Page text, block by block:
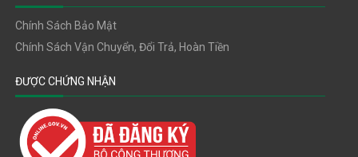
Chính Sách Bảo Mật
Chính Sách Vận Chuyển, Đổi Trả, Hoàn Tiền
ĐƯỢC CHỨNG NHẬN